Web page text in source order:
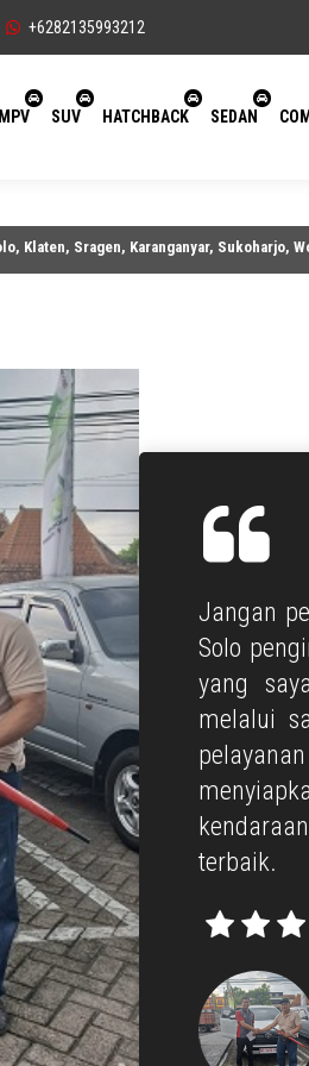
+6282135993212
MPV SUV HATCHBACK SEDAN
Sragen, Karanganyar, Sukoharjo,
Jangan
Solo
yang
melalui
terbaik.